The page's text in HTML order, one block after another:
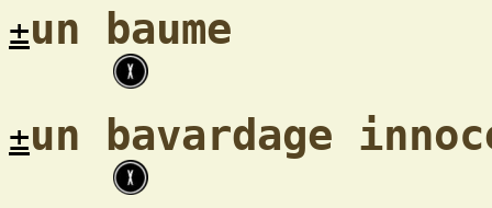
±un baume
±un bavardage